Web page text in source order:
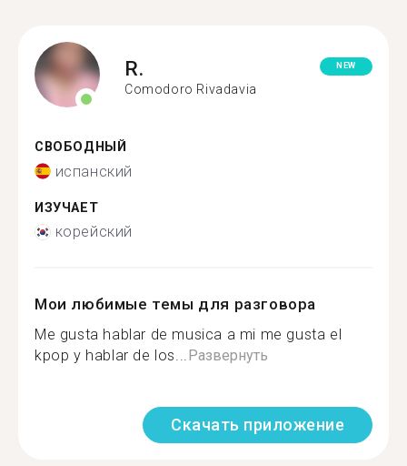
R.
Comodoro Rivadavia
NEW
СВОБОДНЫЙ
испанский
ИЗУЧАЕТ
корейский
Мои любимые темы для разговора
Me gusta hablar de musica a mi me gusta el
kpop y hablar de los...Развернуть
Скачать приложение